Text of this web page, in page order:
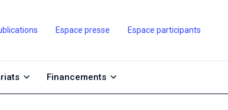
Espace presse Espace participants
Financements